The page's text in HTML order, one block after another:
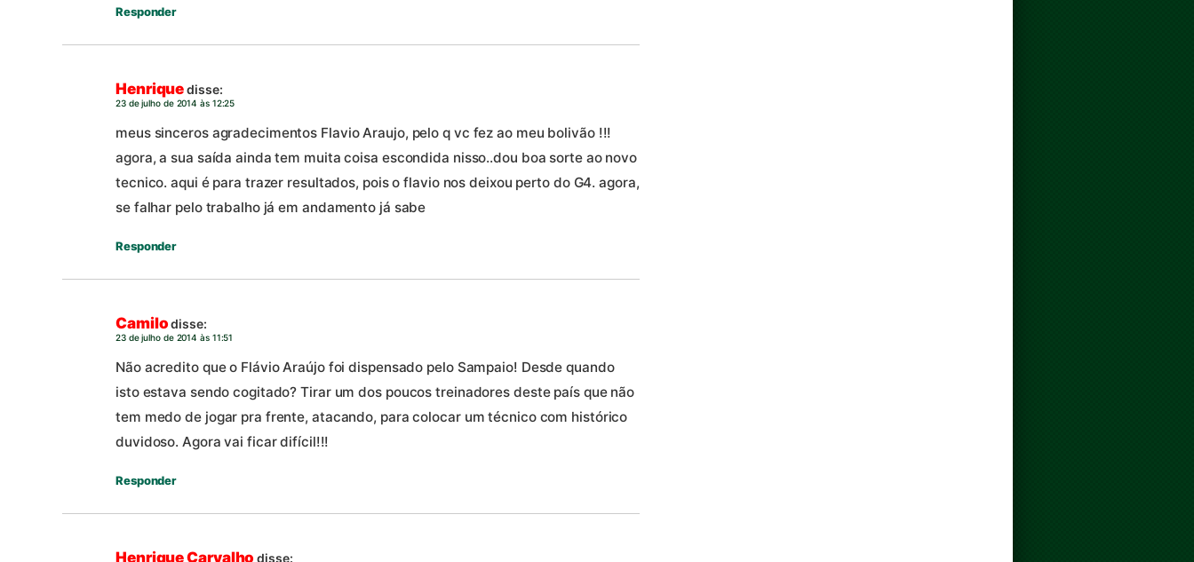
Responder
Henriquedisse:
23 de julho de 2014 às 12:25
meus sinceros agradecimentos Flavio Araujo, pelo q vc fez ao meu bolivão !!!
agora, a sua saída ainda tem muita coisa escondida nisso..dou boa sorte ao novo
tecnico. aqui é para trazer resultados, pois o flavio nos deixou perto do G4. agora,
se falhar pelo trabalho já em andamento já sabe
Responder
Camilodisse:
23 de julho de 2014 às 11:51
Não acredito que o Flávio Araújo foi dispensado pelo Sampaio! Desde quando
isto estava sendo cogitado? Tirar um dos poucos treinadores deste país que não
tem medo de jogar pra frente, atacando, para colocar um técnico com histórico
duvidoso. Agora vai ficar difícil!!!
Responder
Henrique Carvalho disse: